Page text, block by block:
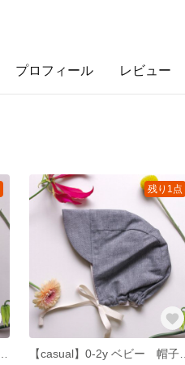
プロフィール レビュー
残り1点
【casual】0-2y ベビー 帽子 グレー×オフホワイト